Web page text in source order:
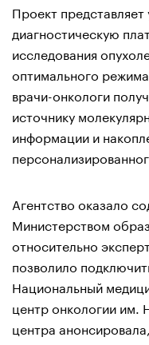
Проект
диагностическую
исследования
оптимального
врачи-онкологи
источнику
информации и
Агентство оказало
Министерством
относительно
позволило
Национальный
центр онкологии
центра